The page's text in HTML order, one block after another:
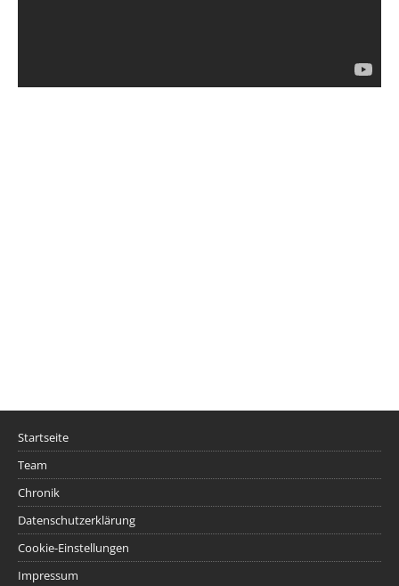
Startseite
Team
Chronik
Datenschutzerklärung
Cookie-Einstellungen
Impressum